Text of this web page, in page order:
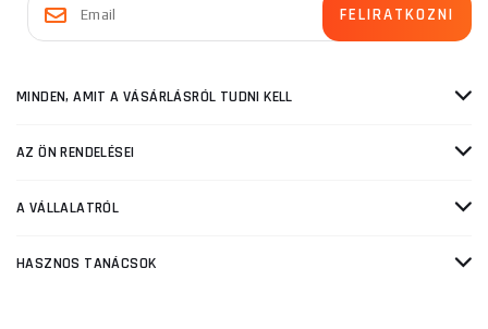
MINDEN, AMIT A VÁSÁRLÁSRÓL TUDNI KELL
AZ ÖN RENDELÉSEI
A VÁLLALATRÓL
HASZNOS TANÁCSOK